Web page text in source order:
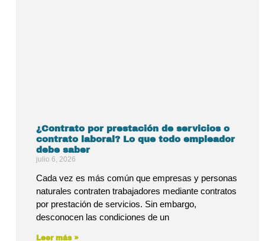
¿Contrato por prestación de servicios o
contrato laboral? Lo que todo empleador
debe saber
julio 6, 2026
Cada vez es más común que empresas y personas
naturales contraten trabajadores mediante contratos
por prestación de servicios. Sin embargo,
desconocen las condiciones de un
Leer más »